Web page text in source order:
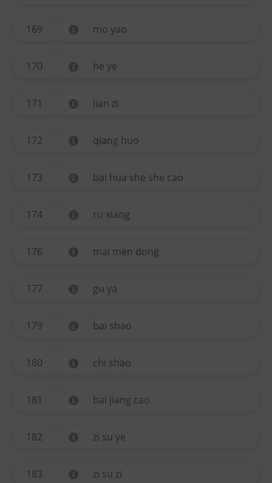
169 mo yao
170 he ye
171 lian zi
172 qiang huo
173 bai hua she she cao
174 ru xiang
176 mai men dong
177 gu ya
179 bai shao
180 chi shao
181 bai jiang cao
182 zi su ye
183 zi su zi